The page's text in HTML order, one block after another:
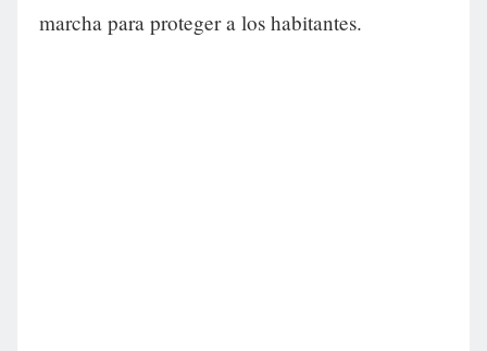
marcha para proteger a los habitantes.